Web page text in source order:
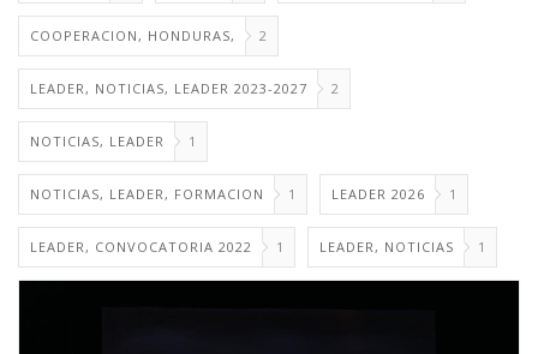
COOPERACION, HONDURAS, 2
LEADER, NOTICIAS, LEADER 2023-2027 2
NOTICIAS, LEADER 1
NOTICIAS, LEADER, FORMACION 1 LEADER 2026 1
LEADER, CONVOCATORIA 2022 1 LEADER, NOTICIAS 1